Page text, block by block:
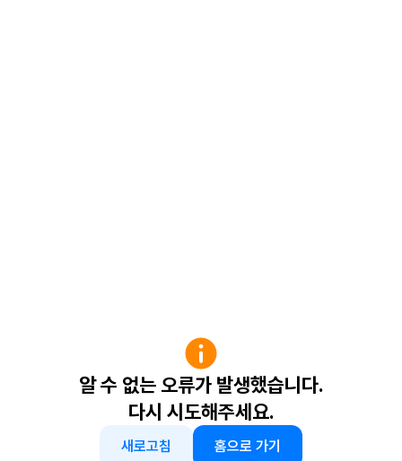
알 수 없는 오류가 발생했습니다.
다시 시도해주세요.
새로고침 홈으로 가기